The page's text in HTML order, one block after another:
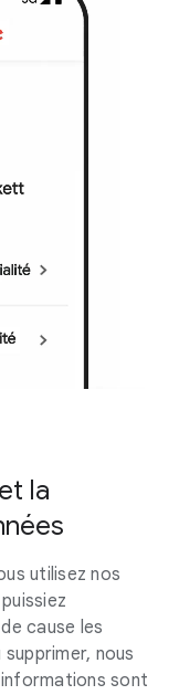
la
utilisez nos
cause les
nous
sont